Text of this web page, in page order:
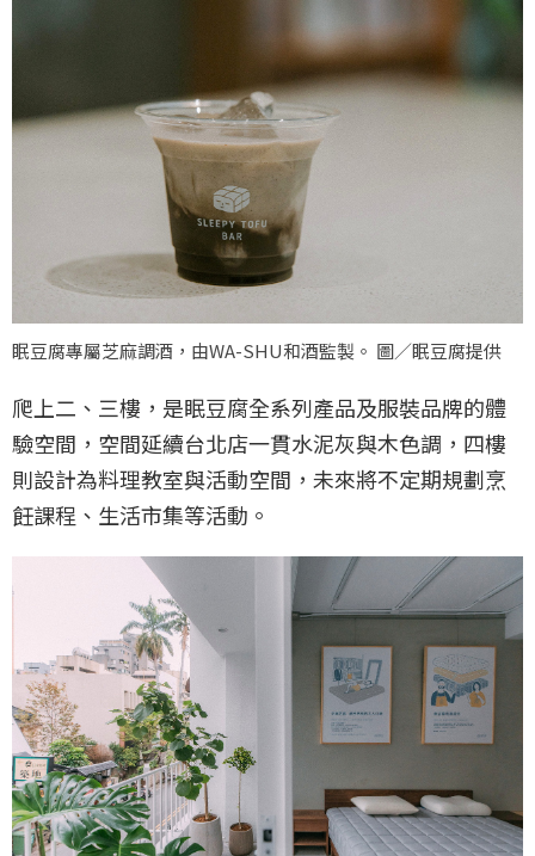
眠豆腐專屬芝麻調酒，由WA-SHU和酒監製。 圖／眠豆腐提供
爬上二、三樓，是眠豆腐全系列產品及服裝品牌的體
驗空間，空間延續台北店一貫水泥灰與木色調，四樓
則設計為料理教室與活動空間，未來將不定期規劃烹
飪課程、生活市集等活動。